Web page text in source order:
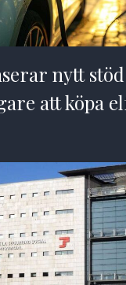
nytt
att köpa